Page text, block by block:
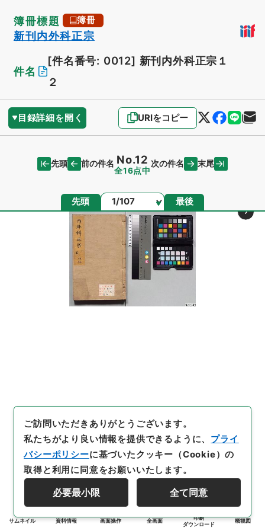
簿冊標題 簿冊
新刊内外科正宗
件名
[件名番号: 0012] 新刊内外科正宗１
２
目録詳細を開く URIをコピー
先頭 前の件名 No.12
全16点中
次の件名 末尾
先頭 ページ 最後
サムネイル 資料情報 画面操作 全画面
印刷
ダウンロード
概観図
ご訪問いただきありがとうございます。
私たちがより良い情報を提供できるように、 プライ
バシーポリシーに基づいたクッキー（Cookie）の
取得と利用に同意をお願いいたします。
必要最小限 全て同意